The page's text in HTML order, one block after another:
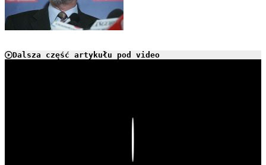
Dalsza część artykułu pod video